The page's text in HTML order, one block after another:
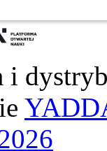
i